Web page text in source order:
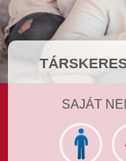
SAJÁT